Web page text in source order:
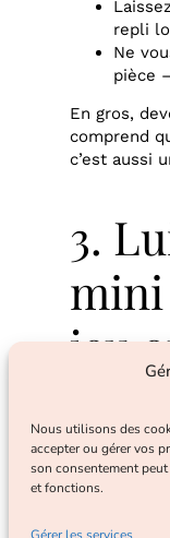
Nous utilisons des
accepter ou gérer vos
son consentement
et fonctions.
repli
Ne
pièce
En gros,
comprend
c’est aussi
3.
jeu
Pas besoin